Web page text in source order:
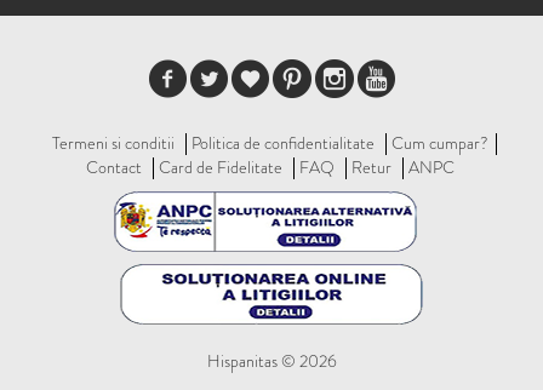
Termeni si conditii Politica de confidentialitate
Cum cumpar?
Contact
Card de Fidelitate FAQ Retur ANPC
Hispanitas © 2026